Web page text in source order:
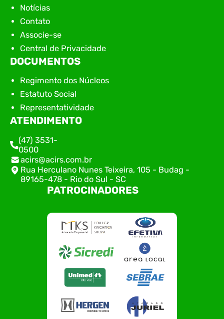
Notícias
Contato
Associe-se
Central de Privacidade
DOCUMENTOS
Regimento dos Núcleos
Estatuto Social
Representatividade
ATENDIMENTO
(47) 3531-
0500
acirs@acirs.com.br
Rua Herculano Nunes Teixeira, 105 - Budag -
89165-478 - Rio do Sul - SC
PATROCINADORES